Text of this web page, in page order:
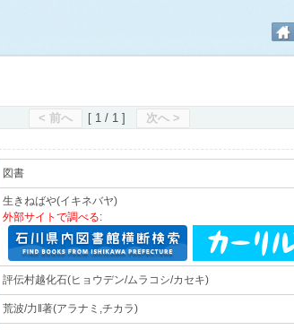
< 前へ [ 1 / 1 ] 次へ >
図書
生きねばや(イキネバヤ)
外部サイトで調べる:
評伝村越化石(ヒョウデン/ムラコシ/カセキ)
荒波/力‖著(アラナミ,チカラ)